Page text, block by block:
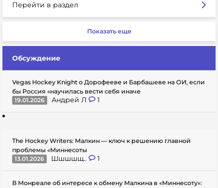
Перейти в раздел
Показать еще
Обсуждение
Vegas Hockey Knight о Дорофееве и Барбашеве на ОИ, если
бы Россия «научилась вести себя иначе
19.01.2026
Андрей Л 1
The Hockey Writers: Малкин — ключ к решению главной
проблемы «Миннесоты
13.01.2026
Шшшшщ.. 1
В Монреале об интересе к обмену Малкина в «Миннесоту»: